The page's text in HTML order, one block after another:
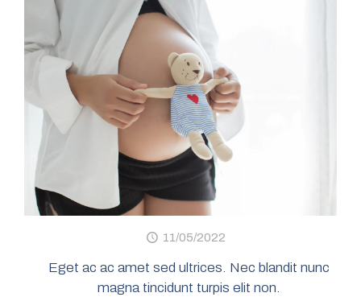
11/05/2022
Eget ac ac amet sed ultrices. Nec blandit nunc
magna tincidunt turpis elit non.